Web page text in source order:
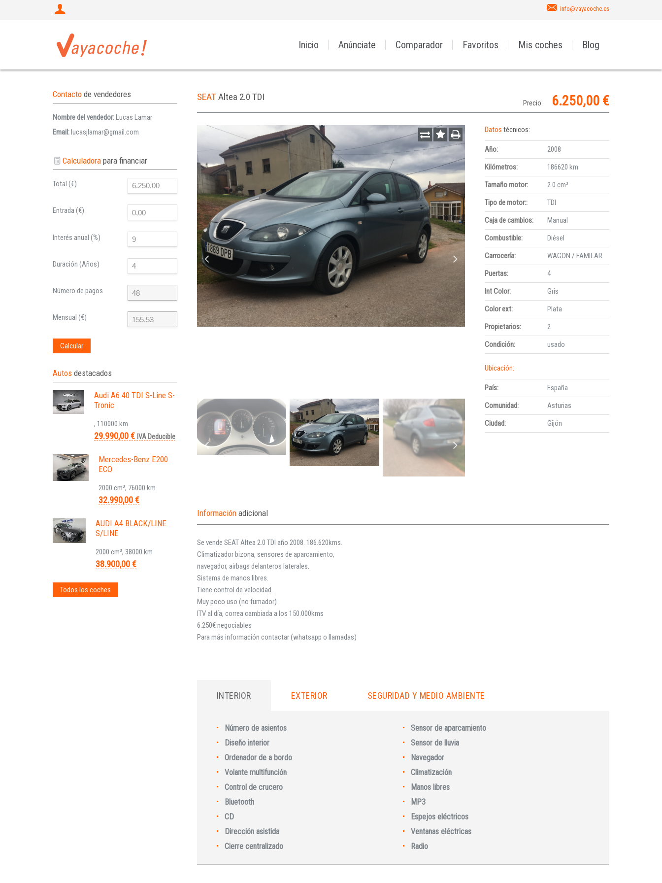
info@vayacoche.es
Inicio Anúnciate Comparador Favoritos Mis coches Blog
SEATAltea 2.0 TDI
Precio: 6.250,00 €
Datostécnicos:
Año:
2008
Kilómetros:
186620 km
Tamaño motor:
2.0 cm³
Tipo de motor::
TDI
Caja de cambios:
Manual
Combustible:
Diésel
Carrocería:
WAGON / FAMILAR
Puertas:
4
Int Color:
Gris
Color ext:
Plata
Propietarios:
2
Condición:
usado
Ubicación:
País:
España
Comunidad:
Asturias
Ciudad:
Gijón
Información adicional
Se vende SEAT Altea 2.0 TDI año 2008. 186.620kms.
Climatizador bizona, sensores de aparcamiento,
navegador, airbags delanteros laterales.
Sistema de manos libres.
Tiene control de velocidad.
Muy poco uso (no fumador)
ITV al día, correa cambiada a los 150.000kms
6.250€ negociables
Para más información contactar (whatsapp o llamadas)
INTERIOR EXTERIOR SEGURIDAD Y MEDIO AMBIENTE
Número de asientos
Sensor de aparcamiento
Diseño interior
Sensor de lluvia
Ordenador de a bordo
Navegador
Volante multifunción
Climatización
Control de crucero
Manos libres
Bluetooth
MP3
CD
Espejos eléctricos
Dirección asistida
Ventanas eléctricas
Cierre centralizado
Radio
Contacto de vendedores
Nombre del vendedor:Lucas Lamar
Email:lucasjlamar@gmail.com
Calculadorapara financiar
Total (€)
Entrada (€)
Interés anual (%)
Duración (Años)
Número de pagos
Mensual (€)
Calcular
Autos destacados
Audi A6 40 TDI S-Line S-
Tronic
, 110000 km
29.990,00 €IVA Deducible
Mercedes-Benz E200
ECO
2000 cm³, 76000 km
32.990,00 €
AUDI A4 BLACK/LINE
S/LINE
2000 cm³, 38000 km
38.900,00 €
Todos los coches